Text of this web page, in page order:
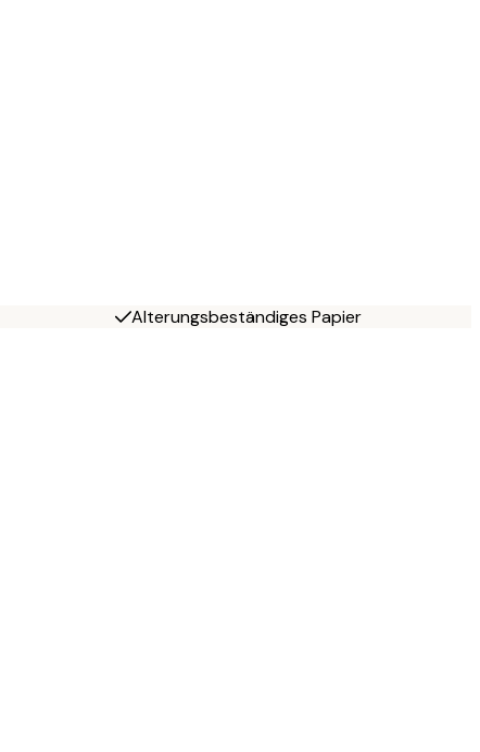
Alterungsbeständiges Papier